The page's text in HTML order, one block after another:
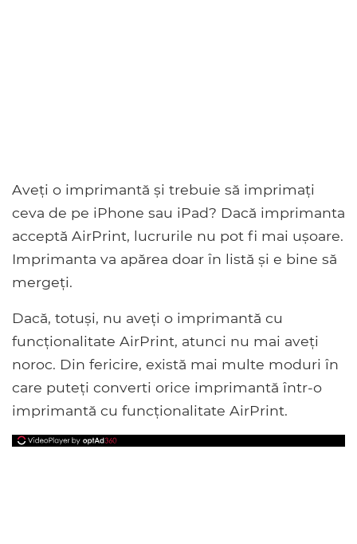
Aveți o imprimantă și trebuie să imprimați
ceva de pe iPhone sau iPad? Dacă imprimanta
acceptă AirPrint, lucrurile nu pot fi mai ușoare.
Imprimanta va apărea doar în listă și e bine să
mergeți.
Dacă, totuși, nu aveți o imprimantă cu
funcționalitate AirPrint, atunci nu mai aveți
noroc. Din fericire, există mai multe moduri în
care puteți converti orice imprimantă într-o
imprimantă cu funcționalitate AirPrint.